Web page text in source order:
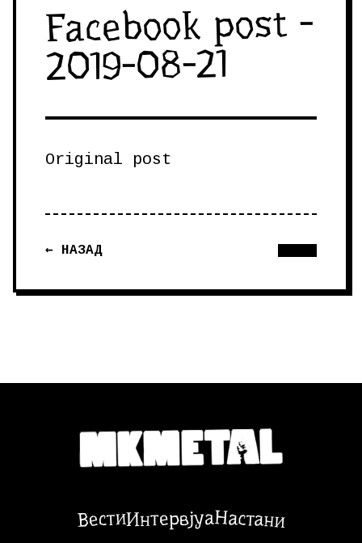
Facebook post -
2019-08-21
Original post
← НАЗАД
ВестиИнтервјуаНастани